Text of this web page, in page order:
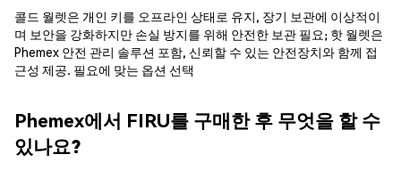
콜드 월렛은 개인 키를 오프라인 상태로 유지, 장기 보관에 이상적이
며 보안을 강화하지만 손실 방지를 위해 안전한 보관 필요; 핫 월렛은
Phemex 안전 관리 솔루션 포함, 신뢰할 수 있는 안전장치와 함께 접
근성 제공. 필요에 맞는 옵션 선택
Phemex에서 FIRU를 구매한 후 무엇을 할 수
있나요?